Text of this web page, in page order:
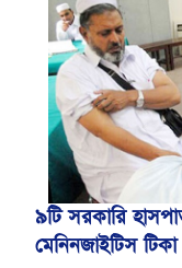
৯টি সরকারি
মেনিনজাইটিস টিকা